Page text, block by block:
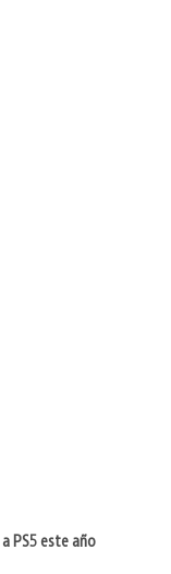
PS5 este año